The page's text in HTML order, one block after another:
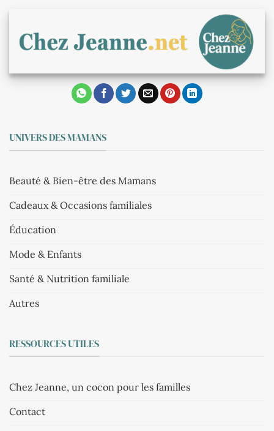
UNIVERS DES MAMANS
Beauté & Bien-être des Mamans
Cadeaux & Occasions familiales
Éducation
Mode & Enfants
Santé & Nutrition familiale
Autres
RESSOURCES UTILES
Chez Jeanne, un cocon pour les familles
Contact